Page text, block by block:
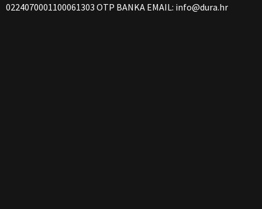
0224070001100061303 OTP BANKA EMAIL: info@dura.hr